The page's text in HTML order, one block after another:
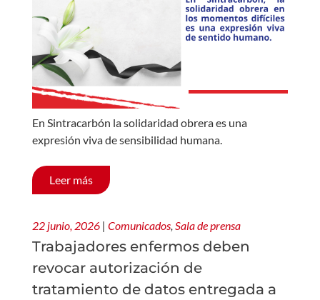
En Sintracarbón la solidaridad obrera es una
expresión viva de sensibilidad humana.
Leer más
22 junio, 2026 | Comunicados, Sala de prensa
Trabajadores enfermos deben
revocar autorización de
tratamiento de datos entregada a